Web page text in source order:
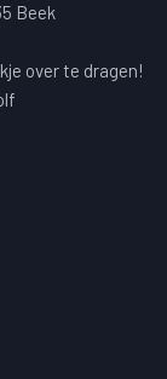
Beek
over te dragen!